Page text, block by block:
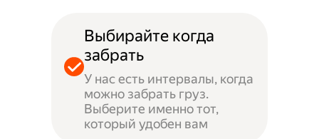
Выбирайте когда
забрать
У нас есть интервалы, когда
можно забрать груз.
Выберите именно тот,
который удобен вам